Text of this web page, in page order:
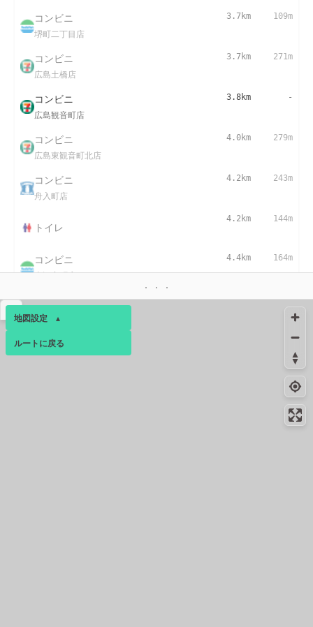
コンビニ
堺町二丁目店
3.7km 109m
コンビニ
広島土橋店
3.7km 271m
コンビニ
広島観音町店
3.8km -
コンビニ
広島東観音町北店
4.0km 279m
コンビニ
舟入町店
4.2km 243m
トイレ
4.2km 144m
コンビニ
東観音町店
4.4km 164m
コンビニ
広島観音本町一丁目店
4.6km -
コンビニ
広島新観音橋店
-
297m
地図設定 ▴
ベース ▴
ルートに戻る